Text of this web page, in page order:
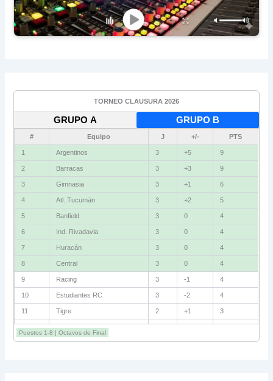
TORNEO CLAUSURA 2026
GRUPO A GRUPO B
# Equipo J +/- PTS
1 Argentinos 3 +5 9
2 Barracas 3 +3 9
3 Gimnasia 3 +1 6
4 Atl. Tucumán 3 +2 5
5 Banfield 3 0 4
6 Ind. Rivadavia 3 0 4
7 Huracán 3 0 4
8 Central 3 0 4
9 Racing 3 -1 4
10 Estudiantes RC 3 -2 4
11 Tigre 2 +1 3
12 Belgrano 2 0 3
13 Sarmiento 3 -1 3
Puestos 1-8 | Octavos de Final